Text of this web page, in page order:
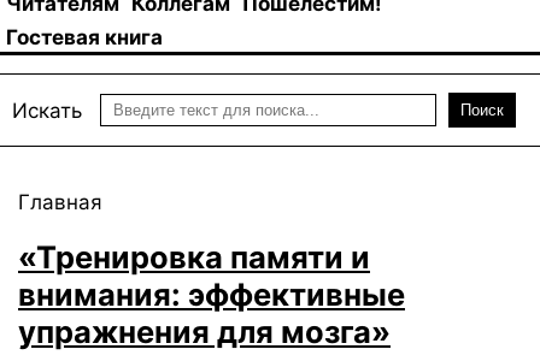
Гостевая книга
Искать Поиск
Главная
«Тренировка памяти и
внимания: эффективные
упражнения для мозга»